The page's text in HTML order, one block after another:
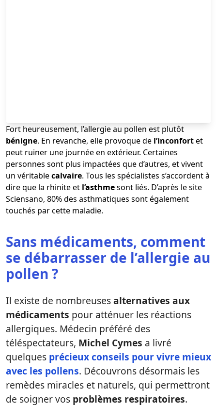
Fort heureusement, l’allergie au pollen est plutôt
bénigne. En revanche, elle provoque de l’inconfortet
peut ruiner une journée en extérieur. Certaines
personnes sont plus impactées que d’autres, et vivent
un véritablecalvaire. Tous les spécialistes s’accordent à
dire que la rhinite et l’asthmesont liés. D’après le site
Sciensano, 80% des asthmatiques sont également
touchés par cette maladie.
Sans médicaments, comment
se débarrasser de l’allergie au
pollen ?
Il existe de nombreusesalternatives aux
médicaments pour atténuer les réactions
allergiques. Médecin préféré des
téléspectateurs, Michel Cymes a livré
quelques précieux conseils pour vivre mieux
avec les pollens. Découvrons désormais les
remèdes miracles et naturels, qui permettront
de soigner vos problèmes respiratoires.